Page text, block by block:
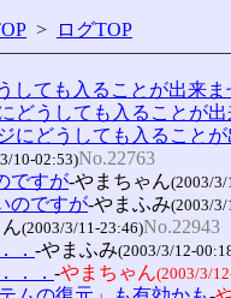
> ログTOP
しても入ることが出来ま
どうしても入ることが
にどうしても入ること
10-02:53)No.22763
ですが-やまちゃん(2003/3/
のですが-やまふみ(2003/3/
(2003/3/11-23:46)No.22943
． -やまふみ(2003/3/12-
．． -やまちゃん(2003/3/